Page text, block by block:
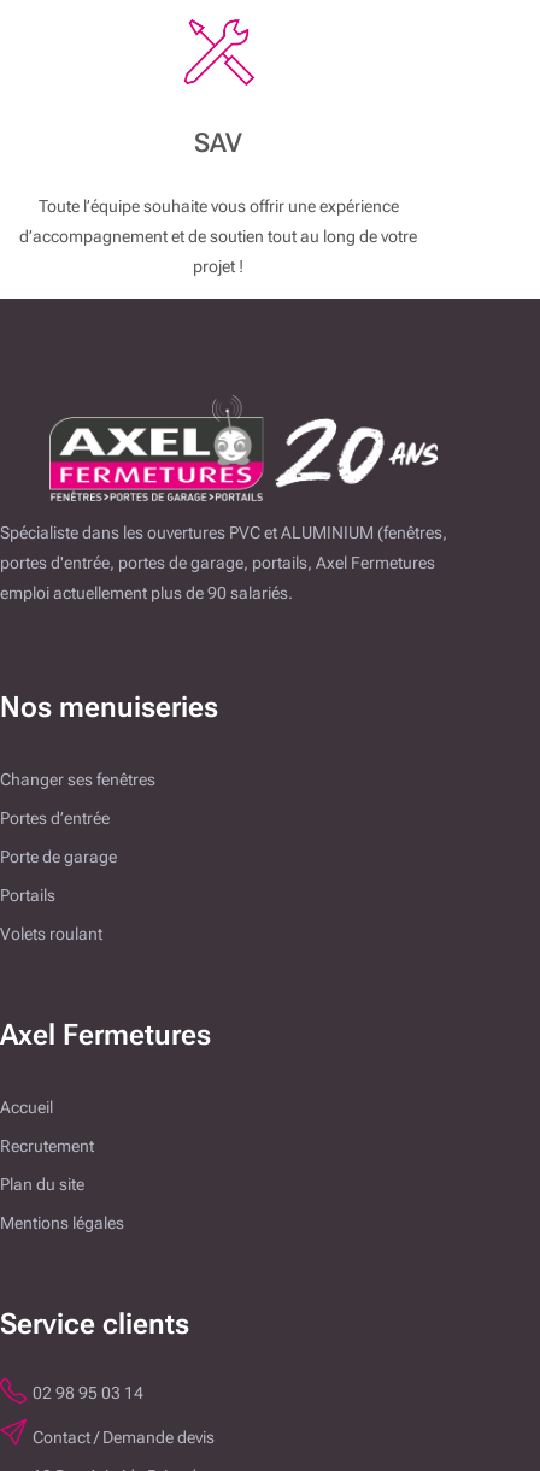
SAV
Toute l’équipe souhaite vous offrir une expérience
d’accompagnement et de soutien tout au long de votre
projet !
Spécialiste dans les ouvertures PVC et ALUMINIUM (fenêtres,
portes d'entrée, portes de garage, portails, Axel Fermetures
emploi actuellement plus de 90 salariés.
Nos menuiseries
Changer ses fenêtres
Portes d’entrée
Porte de garage
Portails
Volets roulant
Axel Fermetures
Accueil
Recrutement
Plan du site
Mentions légales
Service clients
02 98 95 03 14
Contact / Demande devis